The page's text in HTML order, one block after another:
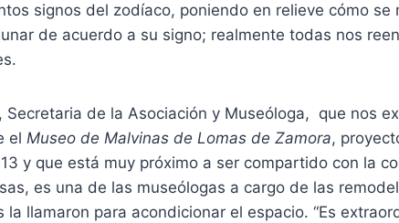
signos del zodíaco, poniendo en relieve cómo se
de acuerdo a su signo; realmente todas nos
Secretaria de la Asociación y Museóloga, que nos
el Museo de Malvinas de Lomas de Zamora,
y que está muy próximo a ser compartido con la
es una de las museólogas a cargo de las
la llamaron para acondicionar el espacio. “Es